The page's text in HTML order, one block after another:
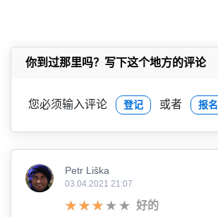
你到过那里吗？写下这个地方的评论
您必须输入评论 登记 或者 报名
Petr Liška
03.04.2021 21:07
好的